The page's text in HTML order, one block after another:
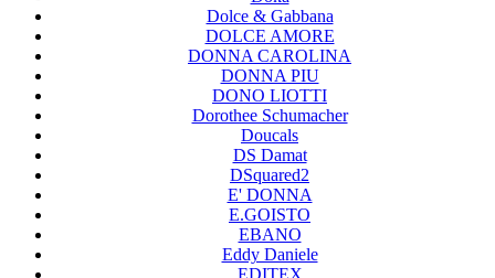
Dolce & Gabbana
DOLCE AMORE
DONNA CAROLINA
DONNA PIU
DONO LIOTTI
Dorothee Schumacher
Doucals
DS Damat
DSquared2
E' DONNA
E.GOISTO
EBANO
Eddy Daniele
EDITEX